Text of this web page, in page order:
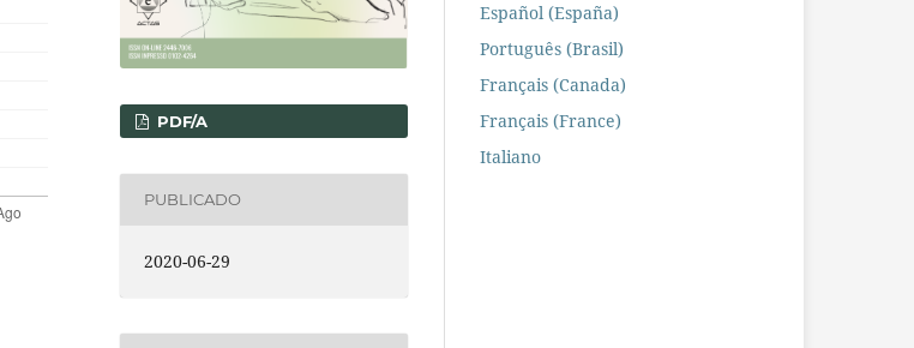
PDF/A
PUBLICADO
2020-06-29
Español (España)
Português (Brasil)
Français (Canada)
Français (France)
Italiano